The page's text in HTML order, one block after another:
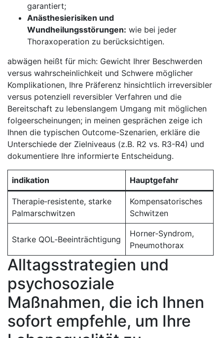
garantiert;
Anästhesierisiken und⁢
Wundheilungsstörungen: wie bei jeder
Thoraxoperation ⁤zu berücksichtigen.
abwägen⁣ heißt ⁢für mich: Gewicht Ihrer Beschwerden
versus wahrscheinlichkeit und Schwere möglicher
Komplikationen, Ihre Präferenz hinsichtlich irreversibler
versus ​potenziell reversibler Verfahren und ⁣die
⁣Bereitschaft zu lebenslangem Umgang mit möglichen
‌folgeerscheinungen; in meinen gesprächen zeige ⁤ich
Ihnen ⁤die typischen Outcome-Szenarien, erkläre die
Unterschiede der Zielniveaus‍ (z.B. R2 ⁤vs. R3-R4) und
dokumentiere Ihre informierte Entscheidung.
indikation Hauptgefahr
Therapie‑resistente, starke ​
Palmarschwitzen
Kompensatorisches
Schwitzen
Starke QOL‑Beeinträchtigung
Horner‑Syndrom,‍
Pneumothorax
Alltagsstrategien und
psychosoziale
Maßnahmen, die ich Ihnen⁤
sofort empfehle, ⁣um ⁤Ihre